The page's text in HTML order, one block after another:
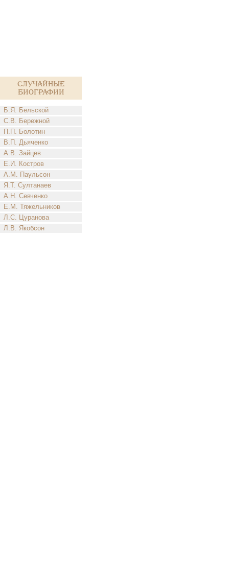
Случайные
биографии
Б.Я. Бельской
С.В. Бережной
П.П. Болотин
В.П. Дьяченко
А.В. Зайцев
Е.И. Костров
А.М. Паульсон
Я.Т. Султанаев
А.Н. Севченко
Е.М. Тяжельников
Л.С. Цуранова
Л.В. Якобсон